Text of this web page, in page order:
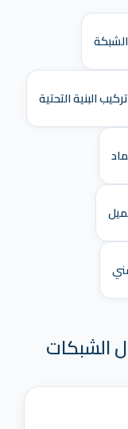
تركيب البنية التحتية
الشبكات